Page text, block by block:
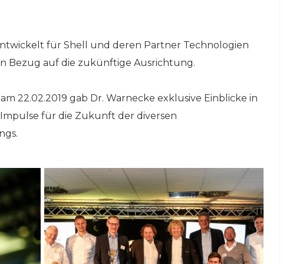
für Shell und deren Partner Technologien
Bezug auf die zukünftige Ausrichtung.
22.02.2019 gab Dr. Warnecke exklusive Einblicke in
für die Zukunft der diversen